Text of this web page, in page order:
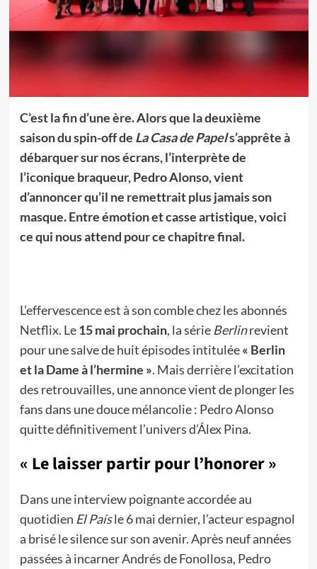
C’est la fin d’une ère. Alors que la deuxième
saison du spin-off de La Casa de Papels’apprête à
débarquer sur nos écrans, l’interprète de
l’iconique braqueur, Pedro Alonso, vient
d’annoncer qu’il ne remettrait plus jamais son
masque. Entre émotion et casse artistique, voici
ce qui nous attend pour ce chapitre final.
L’effervescence est à son comble chez les abonnés
Netflix. Le15 mai prochain, la série Berlinrevient
pour une salve de huit épisodes intitulée« Berlin
et la Dame à l’hermine ». Mais derrière l’excitation
des retrouvailles, une annonce vient de plonger les
fans dans une douce mélancolie : Pedro Alonso
quitte définitivement l’univers d’Álex Pina.
« Le laisser partir pour l’honorer »
Dans une interview poignante accordée au
quotidien El Paísle 6 mai dernier, l’acteur espagnol
a brisé le silence sur son avenir. Après neuf années
passées à incarner Andrés de Fonollosa, Pedro